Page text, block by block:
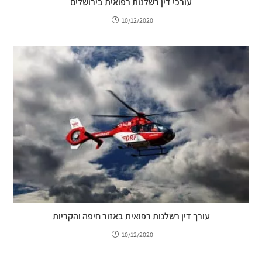
10/12/2020
עורך דין רשלנות רפואית באזור חיפה והקריות
10/12/2020